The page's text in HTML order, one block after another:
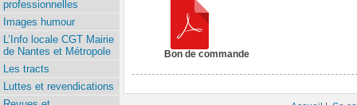
Bon de commande
professionnelles
Images humour
L’Info locale CGT Mairie
de Nantes et Métropole
Les tracts
Luttes et revendications